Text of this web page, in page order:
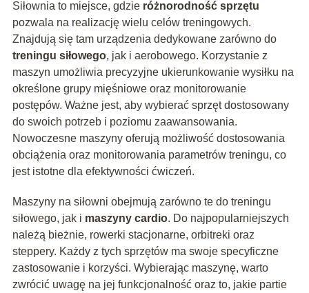
Siłownia to miejsce, gdzie różnorodność sprzętu
pozwala na realizację wielu celów treningowych.
Znajdują się tam urządzenia dedykowane zarówno do
treningu siłowego, jak i aerobowego. Korzystanie z
maszyn umożliwia precyzyjne ukierunkowanie wysiłku na
określone grupy mięśniowe oraz monitorowanie
postępów. Ważne jest, aby wybierać sprzęt dostosowany
do swoich potrzeb i poziomu zaawansowania.
Nowoczesne maszyny oferują możliwość dostosowania
obciążenia oraz monitorowania parametrów treningu, co
jest istotne dla efektywności ćwiczeń.
Maszyny na siłowni obejmują zarówno te do treningu
siłowego, jak i maszyny cardio. Do najpopularniejszych
należą bieżnie, rowerki stacjonarne, orbitreki oraz
steppery. Każdy z tych sprzętów ma swoje specyficzne
zastosowanie i korzyści. Wybierając maszynę, warto
zwrócić uwagę na jej funkcjonalność oraz to, jakie partie